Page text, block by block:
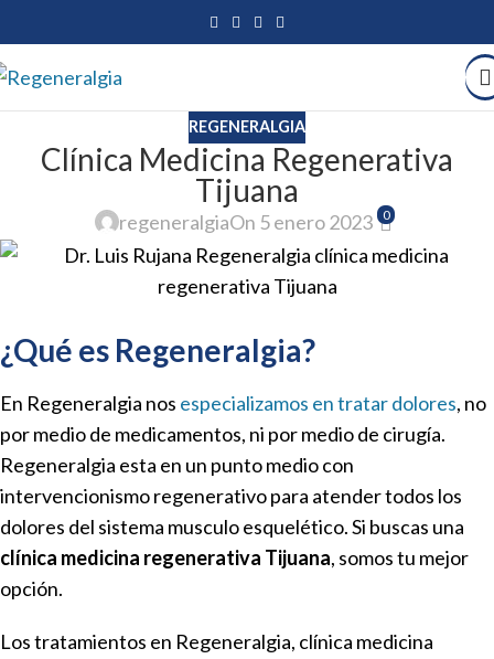
REGENERALGIA
Clínica Medicina Regenerativa
Tijuana
regeneralgiaOn 5 enero 2023 0
¿Qué es Regeneralgia?
En Regeneralgia nos especializamos en tratar dolores, no
por medio de medicamentos, ni por medio de cirugía.
Regeneralgia esta en un punto medio con
intervencionismo regenerativo para atender todos los
dolores del sistema musculo esquelético. Si buscas una
clínica medicina regenerativa Tijuana, somos tu mejor
opción.
Los tratamientos en Regeneralgia, clínica medicina